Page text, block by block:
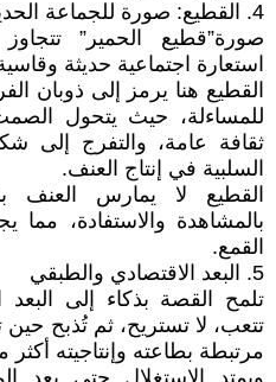
4. القطيع: صورة للجماعة الحديثة
صورة”قطيع الحمير” تتجاوز
استعارة اجتماعية حديثة
القطيع هنا يرمز إلى ذوبان
للمساءلة، حيث يتحول
ثقافة عامة، والتفرج إلى
السلبية في إنتاج العنف.
القطيع لا يمارس العنف
بالمشاهدة والاستفادة، مما
القمع.
5. البعد الاقتصادي والطبقي
تلمح القصة بذكاء إلى البعد
تتعب، لا تستريح، ثم تُذبح
مرتبطة بطاعته وإنتاجيته أكثر